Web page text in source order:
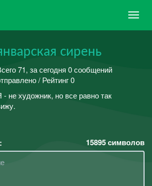
сирень
71, за сегодня 0 сообщений
/ Рейтинг 0
- не художник, но все равно так
15895символов